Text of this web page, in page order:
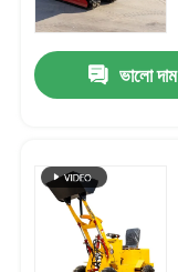
ভালো দাম